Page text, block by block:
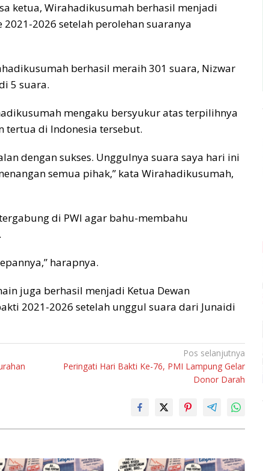
ketua, Wirahadikusumah berhasil menjadi
2026 setelah perolehan suaranya
berhasil meraih 301 suara, Nizwar
5 suara.
mengaku bersyukur atas terpilihnya
tertua di Indonesia tersebut.
dengan sukses. Unggulnya suara saya hari ini
semua pihak,” kata Wirahadikusumah,
di PWI agar bahu-membahu
harapnya.
juga berhasil menjadi Ketua Dewan
2021-2026 setelah unggul suara dari Junaidi
Pos selanjutnya
Peringati Hari Bakti Ke-76, PMI Lampung Gelar
Donor Darah